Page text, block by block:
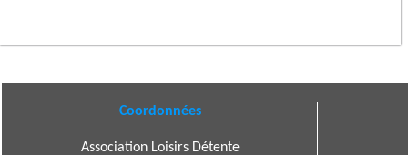
Coordonnées
Association Loisirs Détente